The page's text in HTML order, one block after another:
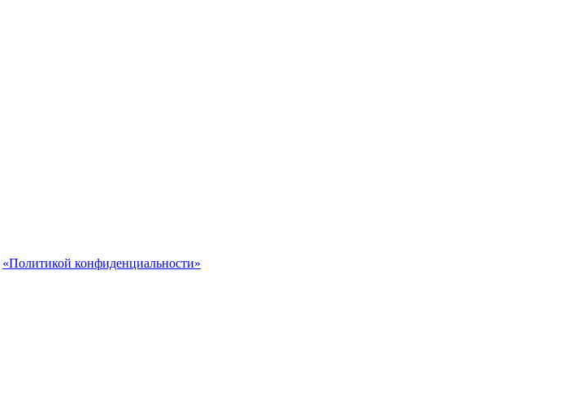
«Политикой конфиденциальности»